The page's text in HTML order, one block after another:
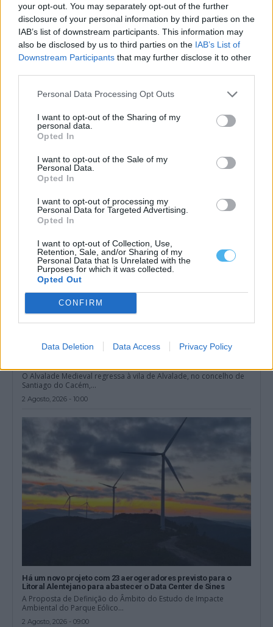
your opt-out. You may separately opt-out of the further
disclosure of your personal information by third parties on the
IAB’s list of downstream participants. This information may
also be disclosed by us to third parties on the IAB’s List of
Downstream Participants that may further disclose it to other
Personal Data Processing Opt Outs
I want to opt-out of the Sharing of my
personal data.
Opted In
I want to opt-out of the Sale of my
Personal Data.
Opted In
I want to opt-out of processing my
Personal Data for Targeted Advertising.
Opted In
I want to opt-out of Collection, Use,
Retention, Sale, and/or Sharing of my
Personal Data that Is Unrelated with the
Purposes for which it was collected.
Opted Out
CONFIRM
Data Deletion Data Access Privacy Policy
Homem detido com 339 doses de cocaína e heroína em Vila
Nova de Santo André
tráfico de...
5 Agosto, 2026 - 09:35
O Alvalade Medieval regressa à vila de Alvalade, no concelho de
Santiago do Cacém,...
2 Agosto, 2026 - 10:00
Há um novo projeto com 23 aerogeradores previsto para o
Litoral Alentejano para abastecer o Data Center de Sines
A Proposta de Definição do Âmbito do Estudo de Impacte
Ambiental do Parque Eólico...
2 Agosto, 2026 - 09:00